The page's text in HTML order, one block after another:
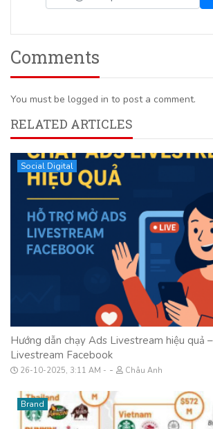
Comments
You must be logged in to post a comment.
RELATED ARTICLES
Social Digital
Hướng dẫn chạy Ads Livestream hiệu quả
Livestream Facebook
26-10-2025, 3:11 AM - Châu Anh
Brand